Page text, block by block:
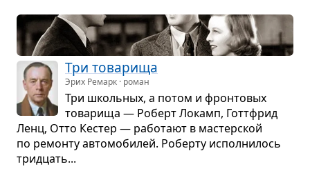
Три това­рища
Эрих Ремарк · роман
Три школь­ных, а потом и фрон­то­вых
това­рища — Роберт Локамп, Готт­фрид
Ленц, Отто Кестер — рабо­тают в мастер­ской
по ремонту авто­мо­би­лей. Роберту испол­ни­лось
трид­цать...